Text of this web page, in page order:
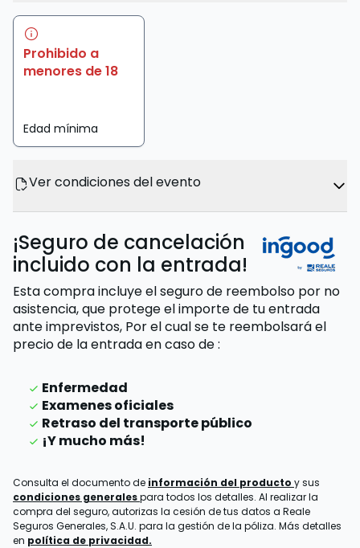
Prohibido a
menores de 18
Edad mínima
Ver condiciones del evento
¡Seguro de cancelación
incluido con la entrada!
Esta compra incluye el seguro de reembolso por no
asistencia, que protege el importe de tu entrada
ante imprevistos, Por el cual se te reembolsará el
precio de la entradaen caso de:
Enfermedad
Examenes oficiales
Retraso del transporte público
¡Y mucho más!
Consulta el documento de información del producto y sus
condiciones generalespara todos los detalles. Al realizar la
compra del seguro, autorizas la cesión de tus datos a Reale
Seguros Generales, S.A.U. para la gestión de la póliza. Más detalles
en política de privacidad.